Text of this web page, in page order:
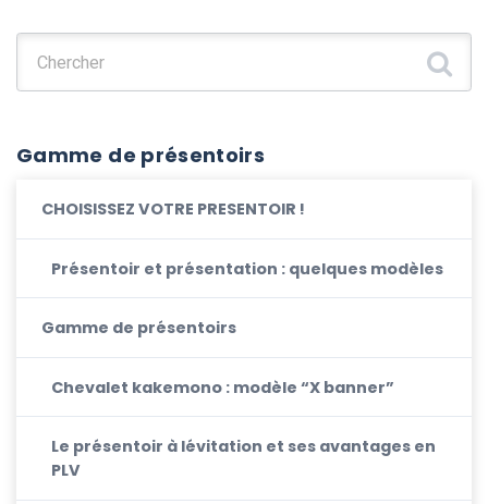
Gamme de présentoirs
CHOISISSEZ VOTRE PRESENTOIR !
Présentoir et présentation : quelques modèles
Gamme de présentoirs
Chevalet kakemono : modèle “X banner”
Le présentoir à lévitation et ses avantages en
PLV